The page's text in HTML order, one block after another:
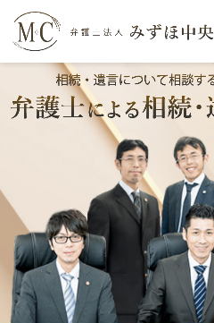
取扱分野
相続・遺言
離婚（夫婦間トラブル）
企業法務
労働問題（解雇，残業等）
取扱分野
相続・遺言
離婚（夫婦間トラブル）
企業法務
労働問題（解雇，残業等）